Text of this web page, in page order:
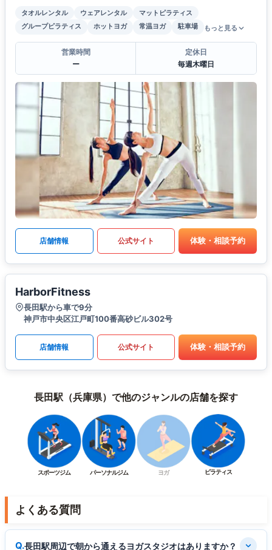
タオルレンタル ウェアレンタル
マットピラティス
グループピラティス
ホットヨガ 常温ヨガ 駐車場 もっと見る
営業時間
ー
定休日
毎週木曜日
店舗情報 公式サイト 体験・相談予約
HarborFitness
長田駅から車で9分
神戸市中央区江戸町100番高砂ビル302号
店舗情報 公式サイト 体験・相談予約
長田駅（兵庫県）で他のジャンルの店舗を探す
スポーツジム パーソナルジム ヨガ ピラティス
よくある質問
長田駅周辺で朝から通えるヨガスタジオはありますか？